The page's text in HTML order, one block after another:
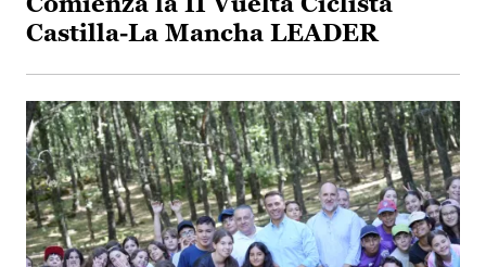
Castilla-La Mancha LEADER